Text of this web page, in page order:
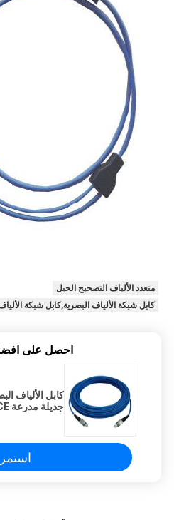
متعدد الألياف التصحيح الحبل
كابل شبكة الألياف البصرية,كابل شبكة
احصل على
كابل الألياف
جديلة مدرعة CE بنفايات مصدق
استمر